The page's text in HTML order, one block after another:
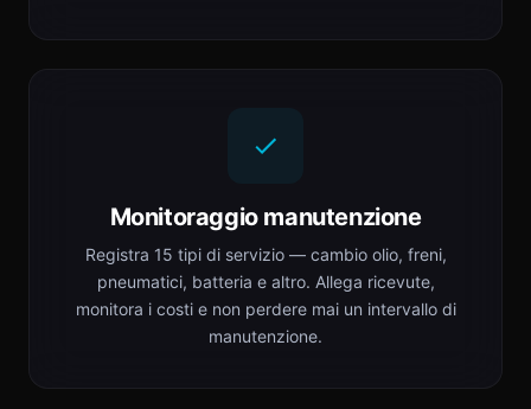
Monitoraggio manutenzione
Registra 15 tipi di servizio — cambio olio, freni,
pneumatici, batteria e altro. Allega ricevute,
monitora i costi e non perdere mai un intervallo di
manutenzione.